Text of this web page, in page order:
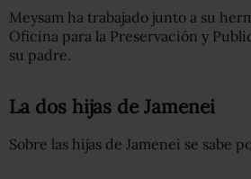
Meysam ha trabajado junto a su
Oficina para la Preservación y
su padre.
La dos hijas de Jamenei
Sobre las hijas de Jamenei se sabe